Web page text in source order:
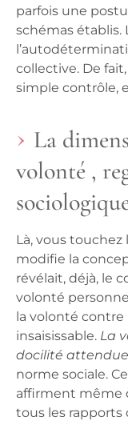
parfois une
schémas établis.
collective. De
simple contrôle,
La
volonté ,
Là, vous
modifie la
révélait, déjà, le
volonté
la volonté
insaisissable. La
docilité attendue
norme sociale.
affirment même
tous les rapports